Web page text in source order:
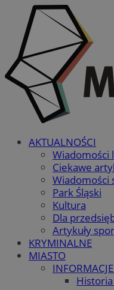
AKTUALNOŚCI
Wiadomości
Ciekawe
Wiadomości
Park Śląski
Kultura
Dla
Artykuły
KRYMINALNE
MIASTO